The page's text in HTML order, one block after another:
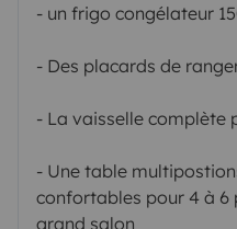
- un frigo congélateur
- Des placards de
- La vaisselle complète
- Une table
confortables pour 4 à 6
grand salon